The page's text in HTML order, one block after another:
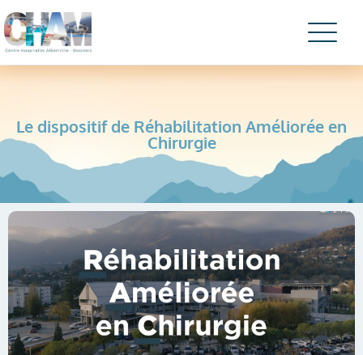
Le dispositif de Réhabilitation Améliorée en
Chirurgie